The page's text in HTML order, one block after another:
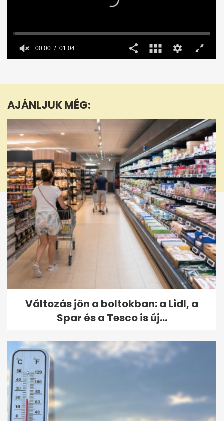
1
4
seconds
00:00 01:04
AJÁNLJUK MÉG:
Változás jön a boltokban: a Lidl, a
Spar és a Tesco is új...